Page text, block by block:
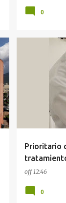
0
Prioritario
SSG
off 12:46
0